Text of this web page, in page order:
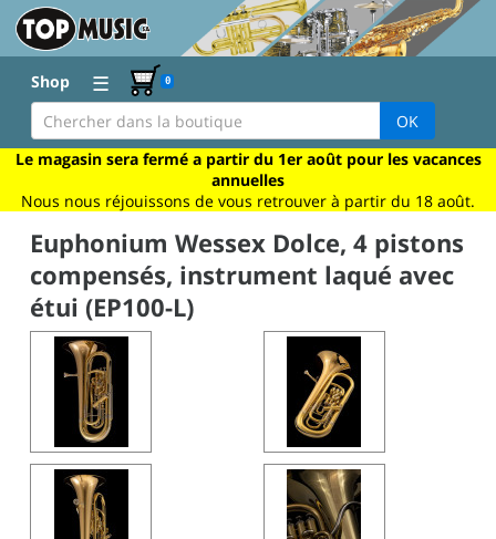
Shop ☰ 0
OK
Le magasin sera fermé a partir du 1er août pour les vacances
annuelles
Nous nous réjouissons de vous retrouver à partir du 18 août.
Euphonium Wessex Dolce, 4 pistons
compensés, instrument laqué avec
étui (EP100-L)